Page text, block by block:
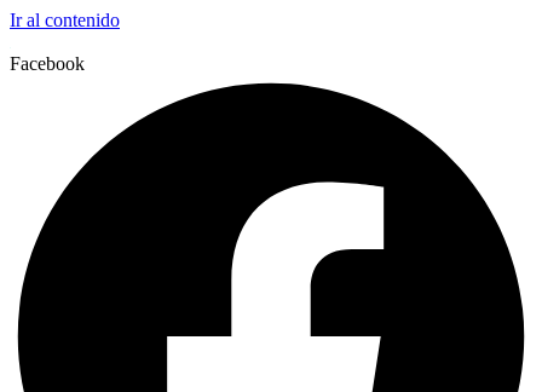
Ir al contenido
Facebook